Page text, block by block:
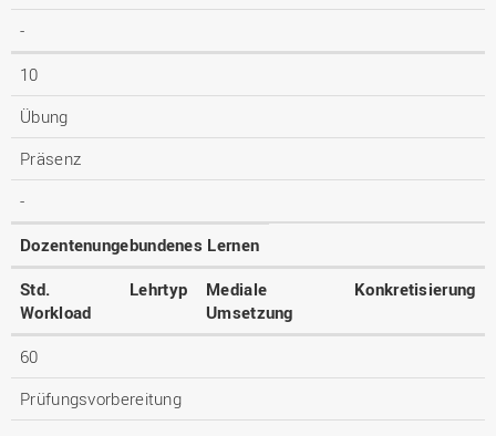
-
10
Übung
Präsenz
-
Dozentenungebundenes Lernen
Std.
Workload
Lehrtyp
Mediale
Umsetzung
Konkretisierung
60
Prüfungsvorbereitung